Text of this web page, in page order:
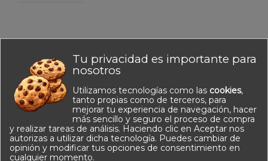
No hay reseñas de clientes en este momento.
Información
Tu privacidad es importante para
nosotros
Utilizamos tecnologías como las cookies,
tanto propias como de terceros, para
mejorar tu experiencia de navegación, hacer
más sencillo y seguro el proceso de compra
y realizar tareas de análisis. Haciendo clic en Aceptar nos
autorizas a utilizar dicha tecnología. Puedes cambiar de
opinión y modificar tus opciones de consentimiento en
cualquier momento.